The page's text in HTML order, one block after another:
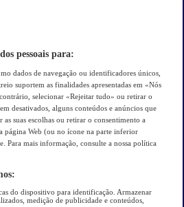
pessoais para:
dados de navegação ou identificadores únicos,
suportem as finalidades apresentadas em «Nós
selecionar «Rejeitar tudo» ou retirar o
desativados, alguns conteúdos e anúncios que
suas escolhas ou retirar o consentimento a
página Web (ou no ícone na parte inferior
Para mais informação, consulte a nossa política
do dispositivo para identificação. Armazenar
medição de publicidade e conteúdos,